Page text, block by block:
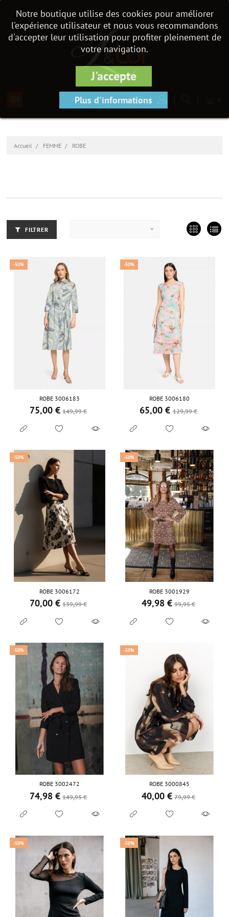
Notre boutique utilise des cookies pour améliorer
l'expérience utilisateur et nous vous recommandons
d'accepter leur utilisation pour profiter pleinement de
votre navigation.
J'accepte
Plus d'informations
Accueil FEMME ROBE
FILTRER
-50%
ROBE 3006183
Prix de base
149,99 €
Prix
75,00 €
-50%
ROBE 3006180
Prix de base
129,99 €
Prix
65,00 €
-50%
ROBE 3006172
Prix de base
139,99 €
Prix
70,00 €
-50%
ROBE 3001929
Prix de base
99,95 €
Prix
49,98 €
-50%
ROBE 3002472
Prix de base
149,95 €
Prix
74,98 €
-50%
ROBE 3000845
Prix de base
79,99 €
Prix
40,00 €
-50% -50%